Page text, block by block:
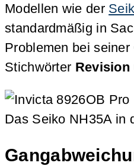
Modellen wie der
standardmäßig in
Problemen bei
Stichwörter Revision
Das Seiko NH35A in